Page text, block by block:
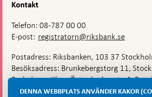
Kontakt
Telefon: 08-787 00 00
E-post: registratorn@riksbank.se
Postadress: Riksbanken, 103 37
Besöksadress: Brunkebergstorg 11,
Budadress: Klara Östra kyrkogata 4,
Lastplats 6
DENNA WEBBPLATS ANVÄNDER KAKOR